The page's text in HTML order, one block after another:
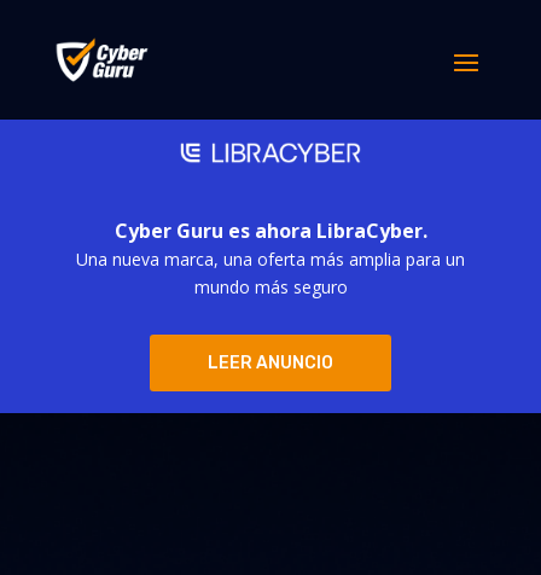
Cyber Guru es ahora LibraCyber.
Una nueva marca, una oferta más amplia para un
mundo más seguro
LEER ANUNCIO